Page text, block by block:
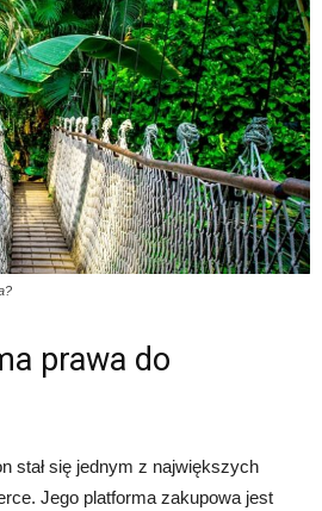
prawa do
stał się jednym z największych
Jego platforma zakupowa jest